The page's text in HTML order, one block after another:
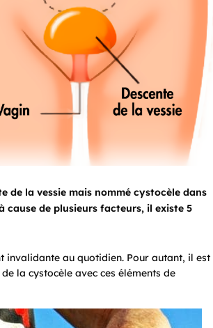
de la vessie mais nommé cystocèle dans
de plusieurs facteurs, il existe 5
au quotidien. Pour autant, il est
la cystocèle avec ces éléments de